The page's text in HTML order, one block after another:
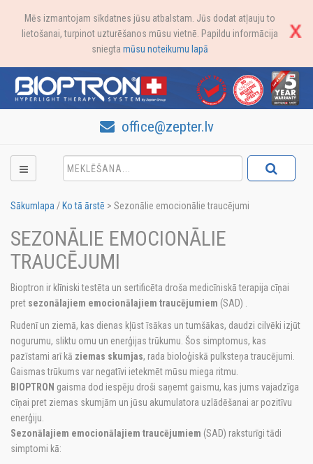
Mēs izmantojam sīkdatnes jūsu atbalstam. Jūs dodat atļauju to
lietošanai, turpinot uzturēšanos mūsu vietnē. Papildu informācija
sniegta mūsu noteikumu lapā
office@zepter.lv
Sākumlapa / Ko tā ārstē > Sezonālie emocionālie traucējumi
SEZONĀLIE EMOCIONĀLIE
TRAUCĒJUMI
Bioptron ir klīniski testēta un sertificēta droša medicīniskā terapija cīņai
pret sezonālajiem emocionālajiem traucējumiem (SAD) .
Rudenī un ziemā, kas dienas kļūst īsākas un tumšākas, daudzi cilvēki izjūt
nogurumu, sliktu omu un enerģijas trūkumu. Šos simptomus, kas
pazīstami arī kā ziemas skumjas, rada bioloģiskā pulksteņa traucējumi.
Gaismas trūkums var negatīvi ietekmēt mūsu miega ritmu.
BIOPTRON gaisma dod iespēju droši saņemt gaismu, kas jums vajadzīga
cīņai pret ziemas skumjām un jūsu akumulatora uzlādēšanai ar pozitīvu
enerģiju.
Sezonālajiem emocionālajiem traucējumiem (SAD) raksturīgi tādi
simptomi kā: